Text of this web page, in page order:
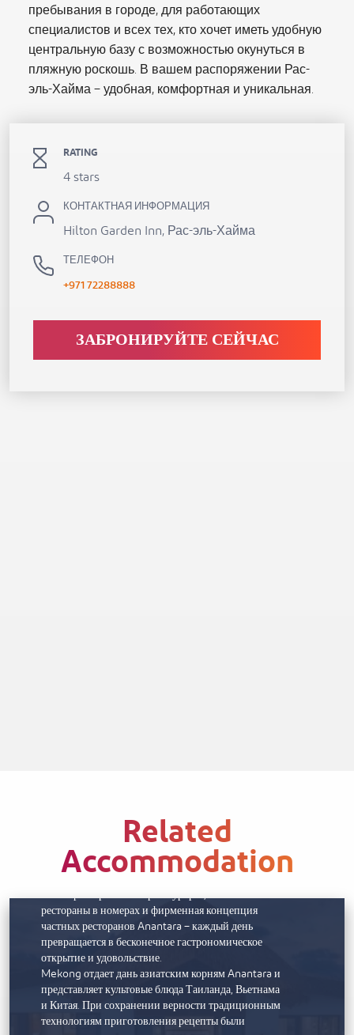
пребывания в городе, для работающих
специалистов и всех тех, кто хочет иметь удобную
центральную базу с возможностью окунуться в
пляжную роскошь. В вашем распоряжении Рас-
эль-Хайма – удобная, комфортная и уникальная.
RATING
4 stars
КОНТАКТНАЯ ИНФОРМАЦИЯ
Hilton Garden Inn, Рас-эль-Хайма
ТЕЛЕФОН
+971 72288888
ЗАБРОНИРУЙТЕ СЕЙЧАС
Related
Accommodation
и внимательное обслуживание хозяина виллы,
чтобы ваши впечатления были доведены до
совершенства.
ПИТАНИЕ
Шесть ресторанов и баров курорта, а также
рестораны в номерах и фирменная концепция
частных ресторанов Anantara – каждый день
превращается в бесконечное гастрономическое
открытие и удовольствие.
Mekong отдает дань азиатским корням Anantara и
представляет культовые блюда Таиланда, Вьетнама
и Китая. При сохранении верности традиционным
технологиям приготовления рецепты были